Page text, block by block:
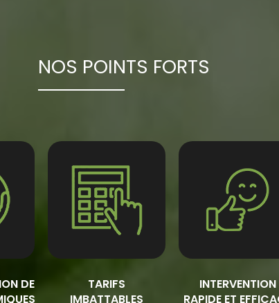
NOS POINTS FORTS
DE
TARIFS
IMBATTABLES
INTERVENTION
RAPIDE ET